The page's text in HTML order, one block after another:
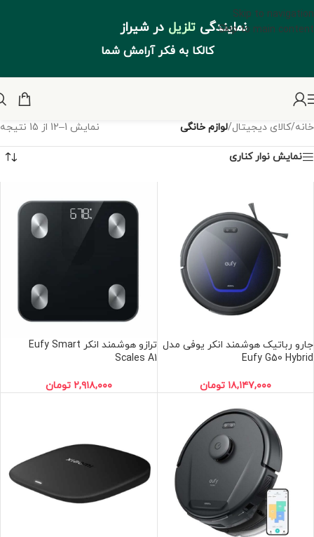
Skip to navigation
Skip to main content
نمایندگی تلزیل در شیراز
کالکا به فکر آرامش شما
خانه/کالای دیجیتال/لوازم خانگی نمایش 1–12 از 15 نتیجه
نمایش نوار کناری
جارو رباتیک هوشمند انکر یوفی مدل
Eufy G50 Hybrid
۱۸,۱۴۷,۰۰۰ تومان
ترازو هوشمند انکر Eufy Smart
Scales A1
۲,۹۱۸,۰۰۰ تومان